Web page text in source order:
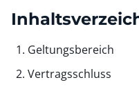
Geltungsbereich
Vertragsschluss